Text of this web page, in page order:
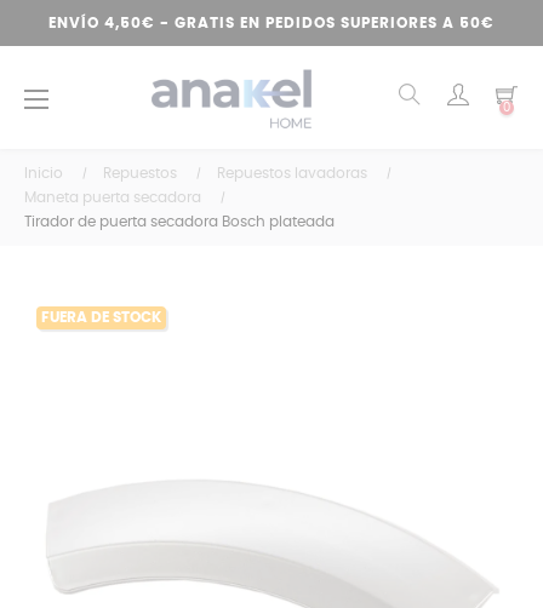
ENVÍO 4,50€ - GRATIS EN PEDIDOS SUPERIORES A 50€
Navegación
☰ 0
Inicio Repuestos
Repuestos lavadoras
Maneta puerta secadora
Tirador de puerta secadora Bosch plateada
FUERA DE STOCK